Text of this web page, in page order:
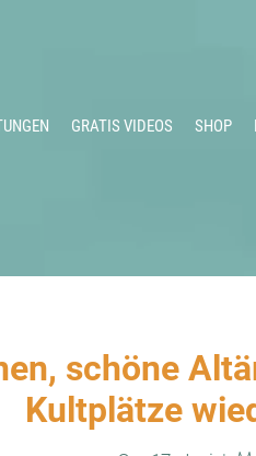
GRATIS VIDEOS SHOP
schöne
Kultplätze